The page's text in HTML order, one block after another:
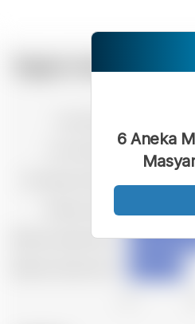
6 Aneka